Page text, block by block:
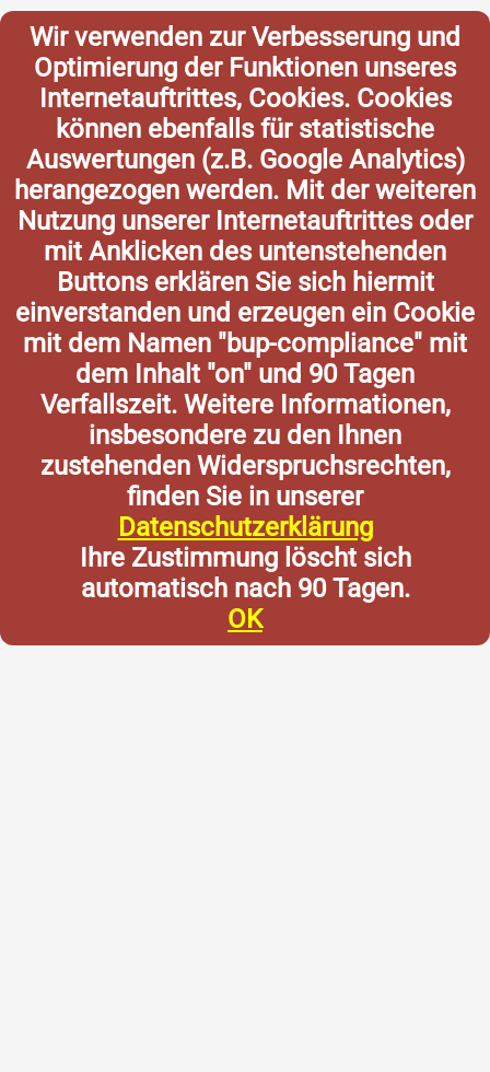
Wir verwenden zur Verbesserung und
Optimierung der Funktionen unseres
Internetauftrittes, Cookies. Cookies
können ebenfalls für statistische
Auswertungen (z.B. Google Analytics)
herangezogen werden. Mit der weiteren
Nutzung unserer Internetauftrittes oder
mit Anklicken des untenstehenden
Buttons erklären Sie sich hiermit
einverstanden und erzeugen ein Cookie
mit dem Namen "bup-compliance" mit
dem Inhalt "on" und 90 Tagen
Verfallszeit. Weitere Informationen,
insbesondere zu den Ihnen
zustehenden Widerspruchsrechten,
finden Sie in unserer
Datenschutzerklärung
Ihre Zustimmung löscht sich
automatisch nach 90 Tagen.
OK